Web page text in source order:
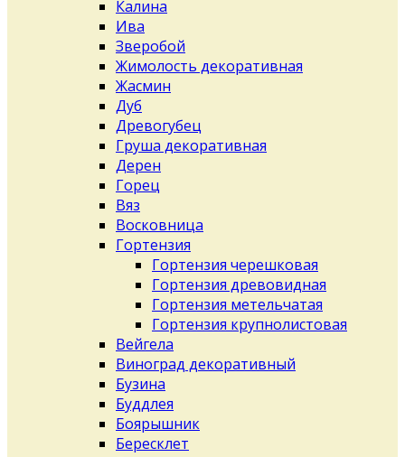
Калина
Ива
Зверобой
Жимолость декоративная
Жасмин
Дуб
Древогубец
Груша декоративная
Дерен
Горец
Вяз
Восковница
Гортензия
Гортензия черешковая
Гортензия древовидная
Гортензия метельчатая
Гортензия крупнолистовая
Вейгела
Виноград декоративный
Бузина
Буддлея
Боярышник
Бересклет